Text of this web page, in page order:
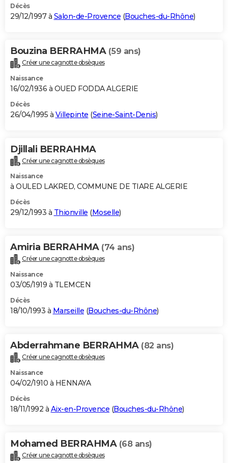
Décès
29/12/1997 à Salon-de-Provence (Bouches-du-Rhône)
Bouzina BERRAHMA (59 ans)
Créer une cagnotte obsèques
Naissance
16/02/1936 à OUED FODDA ALGERIE
Décès
26/04/1995 à Villepinte (Seine-Saint-Denis)
Djillali BERRAHMA
Créer une cagnotte obsèques
Naissance
à OULED LAKRED, COMMUNE DE TIARE ALGERIE
Décès
29/12/1993 à Thionville (Moselle)
Amiria BERRAHMA (74 ans)
Créer une cagnotte obsèques
Naissance
03/05/1919 à TLEMCEN
Décès
18/10/1993 à Marseille (Bouches-du-Rhône)
Abderrahmane BERRAHMA (82 ans)
Créer une cagnotte obsèques
Naissance
04/02/1910 à HENNAYA
Décès
18/11/1992 à Aix-en-Provence (Bouches-du-Rhône)
Mohamed BERRAHMA (68 ans)
Créer une cagnotte obsèques